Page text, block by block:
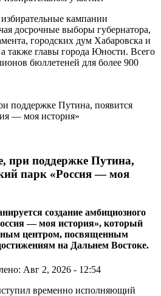
кампании
досрочные выборы губернатора,
городских дум Хабаровска и
также главы города Юности. Всего
бюллетеней для более 900
при поддержке Путина,
парк «Россия — моя
создание амбициозного
— моя история», который
центром, посвященным
на Дальнем Востоке.
Авг 2, 2026 - 12:54
временно исполняющий